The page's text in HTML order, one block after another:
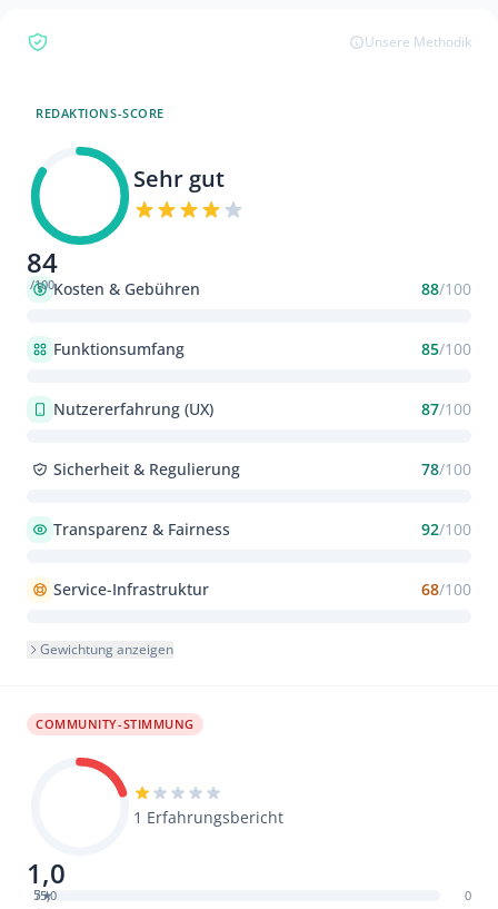
Unsere Methodik
REDAKTIONS-SCORE
84
/100
Sehr gut
Kosten & Gebühren 88/100
Funktionsumfang 85/100
Nutzererfahrung (UX) 87/100
Sicherheit & Regulierung 78/100
Transparenz & Fairness 92/100
Service-Infrastruktur 68/100
Gewichtung anzeigen
COMMUNITY-STIMMUNG
1,0
/5,0
1 Erfahrungsbericht
5★ 0